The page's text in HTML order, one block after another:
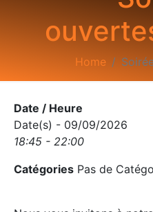
Home
Date / Heure
Date(s) - 09/09/2026
18:45 - 22:00
Catégories Pas de